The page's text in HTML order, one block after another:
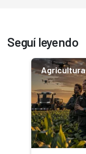
Seguí leyendo
Agricultura